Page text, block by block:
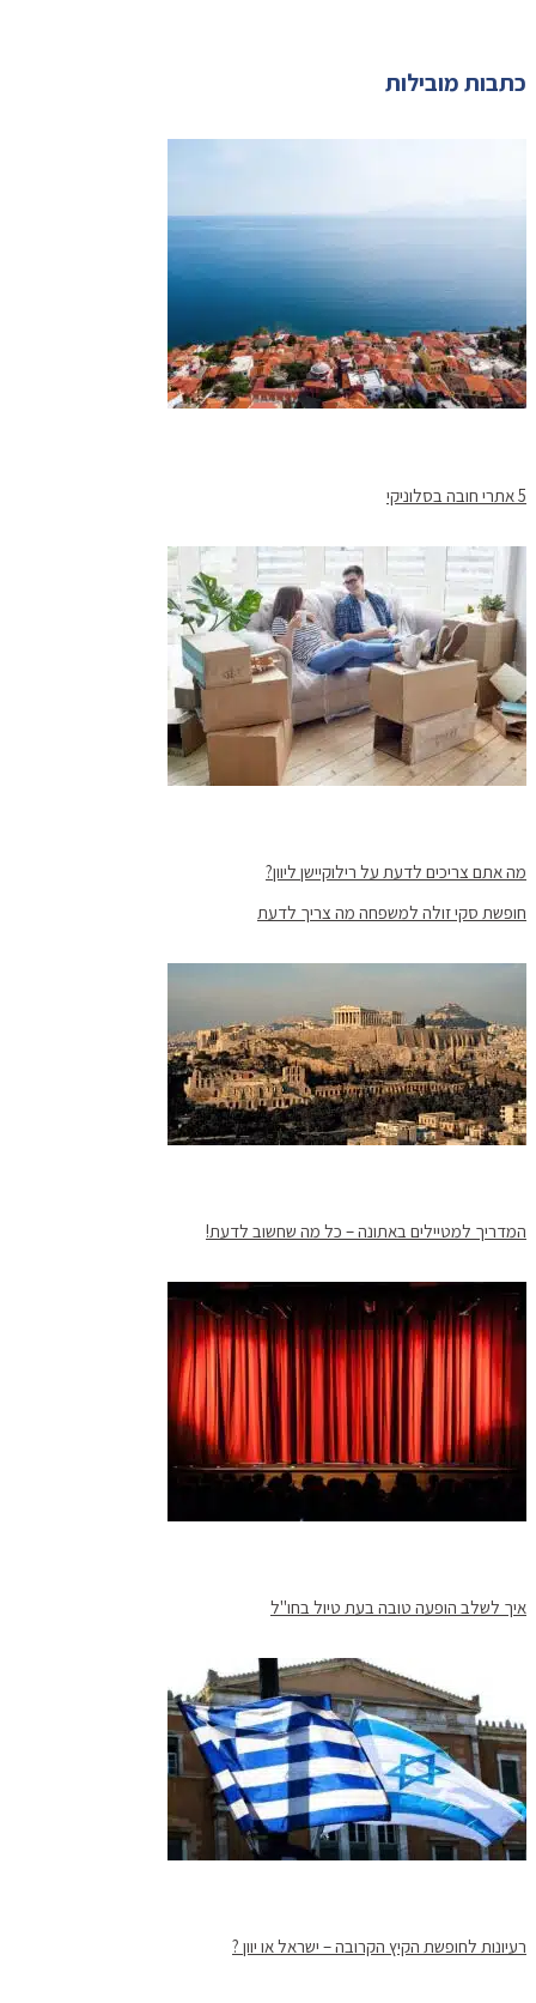
כתבות מובילות
5 אתרי חובה בסלוניקי
מה אתם צריכים לדעת על רילוקיישן ליוון?
חופשת סקי זולה למשפחה מה צריך לדעת
המדריך למטיילים באתונה – כל מה שחשוב לדעת!
איך לשלב הופעה טובה בעת טיול בחו"ל
רעיונות לחופשת הקיץ הקרובה – ישראל או יוון ?